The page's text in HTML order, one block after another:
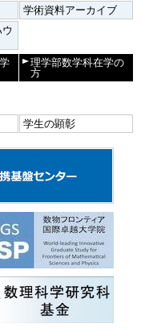
学術資料アーカイブ
ウ
理学部数学科在学の
方
学生の顕彰